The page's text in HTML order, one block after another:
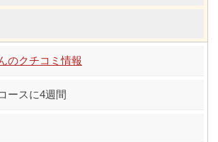
のクチコミ情報
ースに4週間